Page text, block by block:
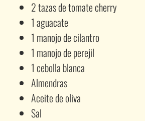
2 tazas de tomate cherry
1 aguacate
1 manojo de cilantro
1 manojo de perejil
1 cebolla blanca
Almendras
Aceite de oliva
Sal